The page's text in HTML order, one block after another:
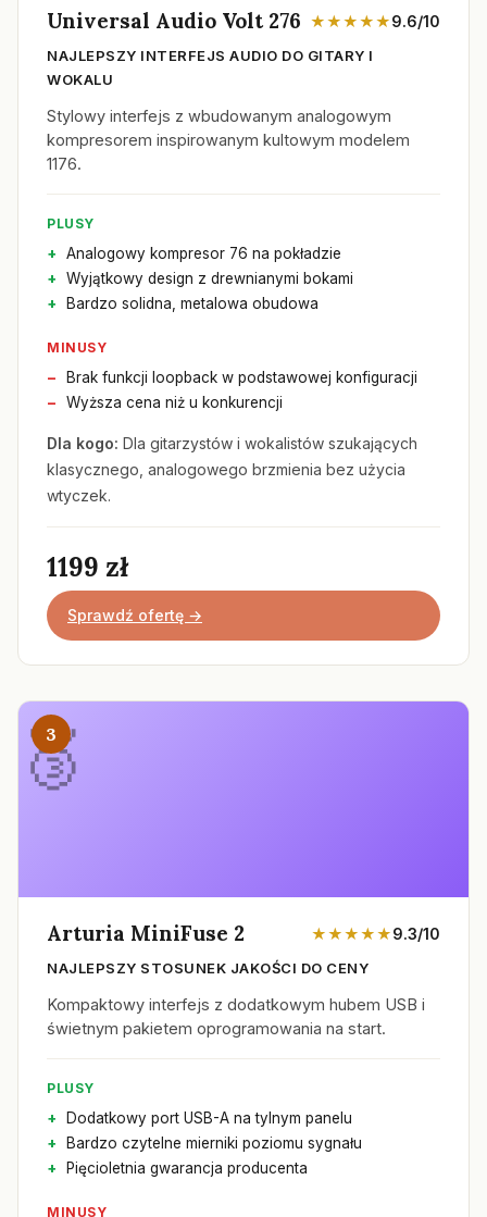
Universal Audio Volt 276 ★★★★★9.6/10
NAJLEPSZY INTERFEJS AUDIO DO GITARY I
WOKALU
Stylowy interfejs z wbudowanym analogowym
kompresorem inspirowanym kultowym modelem
1176.
PLUSY
Analogowy kompresor 76 na pokładzie
Wyjątkowy design z drewnianymi bokami
Bardzo solidna, metalowa obudowa
MINUSY
Brak funkcji loopback w podstawowej konfiguracji
Wyższa cena niż u konkurencji
Dla kogo: Dla gitarzystów i wokalistów szukających
klasycznego, analogowego brzmienia bez użycia
wtyczek.
1199 zł
Sprawdź ofertę →
3
Arturia MiniFuse 2 ★★★★★9.3/10
NAJLEPSZY STOSUNEK JAKOŚCI DO CENY
Kompaktowy interfejs z dodatkowym hubem USB i
świetnym pakietem oprogramowania na start.
PLUSY
Dodatkowy port USB-A na tylnym panelu
Bardzo czytelne mierniki poziomu sygnału
Pięcioletnia gwarancja producenta
MINUSY